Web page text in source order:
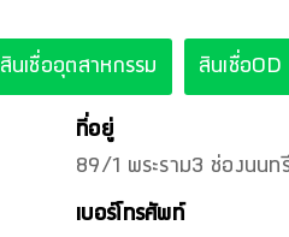
สินเชื่ออุตสาหกรรม สินเชื่อOD
ที่อยู่
89/1 พระราม3 ช่องนนท
เบอร์โทรศัพท์